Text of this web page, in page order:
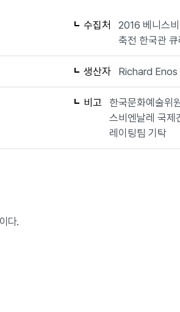
수집처
2016 베니스
축전 한국관
생산자 Richard Enos
비고
한국문화예술위
스비엔날레 국제
레이팅팀 기탁
다.